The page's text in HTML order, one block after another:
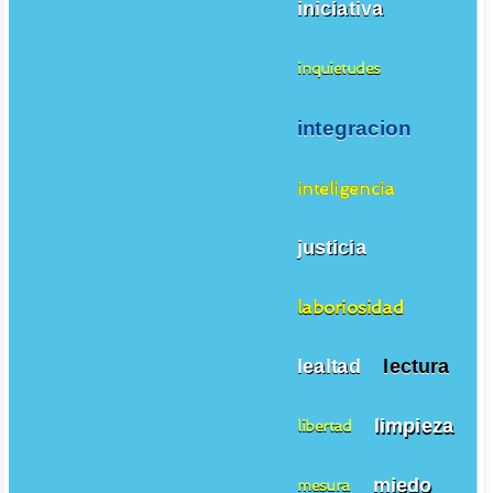
iniciativa
inquietudes
integracion
inteligencia
justicia
laboriosidad
lealtad lectura
libertad limpieza
mesura miedo